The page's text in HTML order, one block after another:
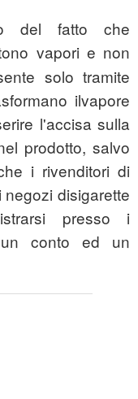
del fatto che
vapori e non
solo tramite
ilvapore
l'accisa sulla
prodotto, salvo
i rivenditori di
disigarette
presso i
conto ed un